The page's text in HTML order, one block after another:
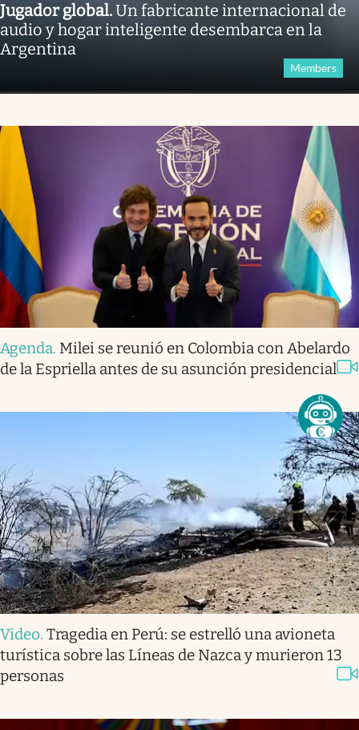
Jugador global.Un fabricante internacional de
audio y hogar inteligente desembarca en la
Argentina
Members
Agenda. Milei se reunió en Colombia con Abelardo
de la Espriella antes de su asunción presidencial
Video. Tragedia en Perú: se estrelló una avioneta
turística sobre las Líneas de Nazca y murieron 13
personas